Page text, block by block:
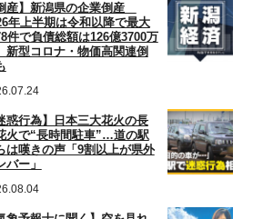
産】新潟県の企業倒産
年上半期は令和以降で最大
件で負債総額は126億3700万
型コロナ・物価高関連倒
惑行為】日本三大花火の長
火で“長時間駐車”…道の駅
は嘆きの声「9割以上が県外
バー」